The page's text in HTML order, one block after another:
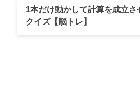
美ちゃんもいるし」と冷たく返
1本だけ動かして計算を成立さ
クイズ【脳トレ】